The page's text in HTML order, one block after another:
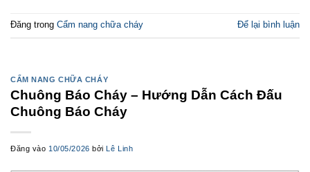
Đăng trong Cẩm nang chữa cháy Để lại bình luận
CẨM NANG CHỮA CHÁY
Chuông Báo Cháy – Hướng Dẫn Cách Đấu
Chuông Báo Cháy
Đăng vào10/05/2026 bởi Lê Linh